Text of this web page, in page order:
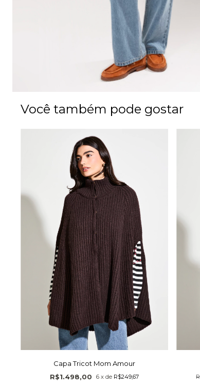
Você também pode gostar
Capa Tricot Mom Amour
R$1.498,00
6 xde R$249,67